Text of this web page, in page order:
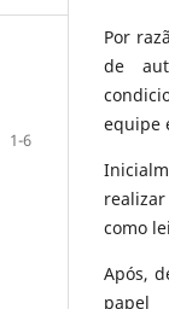
1-6
Por
de
equipe
como
Após,